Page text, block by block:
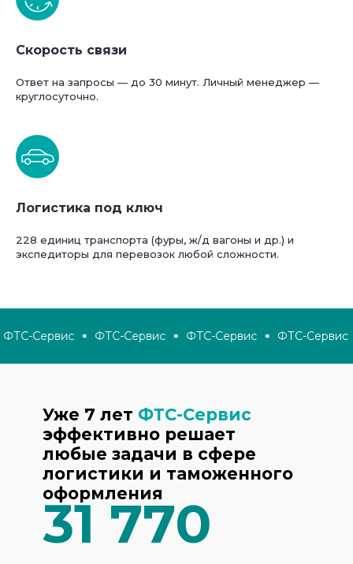
Скорость связи
Ответ на запросы — до 30 минут. Личный менеджер —
круглосуточно.
Логистика под ключ
228 единиц транспорта (фуры, ж/д вагоны и др.) и
экспедиторы для перевозок любой сложности.
Сервис ФТС-Сервис ФТС-Сервис ФТС-Сервис
31 770
Уже 7 лет ФТС-Сервис
эффективно решает
любые задачи в сфере
логистики и таможенного
оформления